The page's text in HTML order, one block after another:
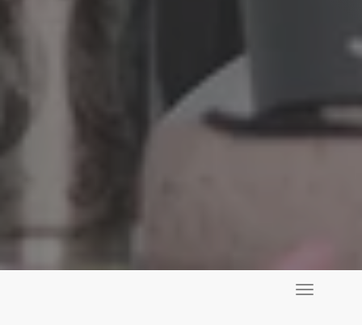
Toggle